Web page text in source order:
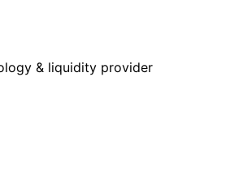
& liquidity provider